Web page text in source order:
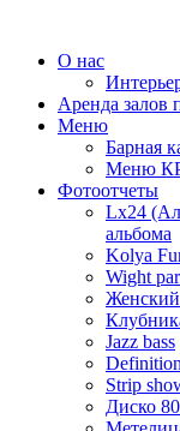
О нас
Аренда залов
Меню
Барная
Меню
Фотоотчеты
Lx24
альбома
Kolya
Wight
Jazz bass
Definition
Strip
Диско